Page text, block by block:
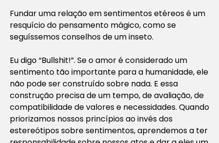
Fundar uma relação em sentimentos etéreos é um
resquício do pensamento mágico, como se
seguíssemos conselhos de um inseto.
Eu digo “Bullshit!”. Se o amor é considerado um
sentimento tão importante para a humanidade, ele
não pode ser construído sobre nada. E essa
construção precisa de um tempo, de avaliação, de
compatibilidade de valores e necessidades. Quando
priorizamos nossos princípios ao invés dos
estereótipos sobre sentimentos, aprendemos a ter